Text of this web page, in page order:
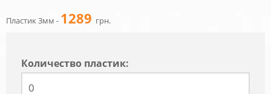
Пластик 3мм - 1289 грн.
Количество пластик: